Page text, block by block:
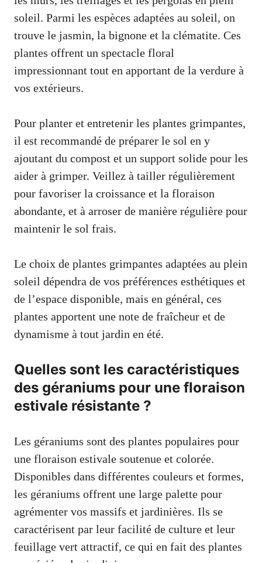
soleil. Parmi les espèces adaptées au soleil, on
trouve le jasmin, la bignone et la clématite. Ces
plantes offrent un spectacle floral
impressionnant tout en apportant de la verdure à
vos extérieurs.
Pour planter et entretenir les plantes grimpantes,
il est recommandé de préparer le sol en y
ajoutant du compost et un support solide pour les
aider à grimper. Veillez à tailler régulièrement
pour favoriser la croissance et la floraison
abondante, et à arroser de manière régulière pour
maintenir le sol frais.
Le choix de plantes grimpantes adaptées au plein
soleil dépendra de vos préférences esthétiques et
de l’espace disponible, mais en général, ces
plantes apportent une note de fraîcheur et de
dynamisme à tout jardin en été.
Quelles sont les caractéristiques
des géraniums pour une floraison
estivale résistante ?
Les géraniums sont des plantes populaires pour
une floraison estivale soutenue et colorée.
Disponibles dans différentes couleurs et formes,
les géraniums offrent une large palette pour
agrémenter vos massifs et jardinières. Ils se
caractérisent par leur facilité de culture et leur
feuillage vert attractif, ce qui en fait des plantes